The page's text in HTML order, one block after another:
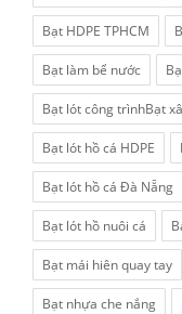
Bạt HDPE TPHCM
Bạt làm bể nước
Bạt lót công trìnhBạt
Bạt lót hồ cá HDPE
Bạt lót hồ cá Đà Nẵng
Bạt lót hồ nuôi cá
Bạt mái hiên quay tay
Bạt nhựa che nắng